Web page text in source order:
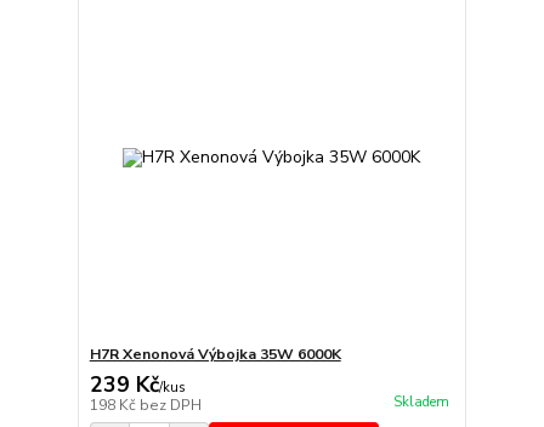
H7R Xenonová Výbojka 35W 6000K
239 Kč/kus
198 Kč bez DPH Skladem